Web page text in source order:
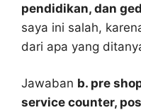
pendidikan, dan
saya ini salah,
dari apa yang
Jawaban b. pre
service counter,